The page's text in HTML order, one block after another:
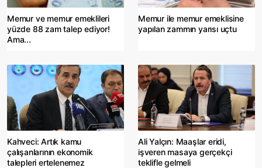
Memur ve memur emeklileri
yüzde 88 zam talep ediyor!
Ama...
Memur ile memur emeklisine
yapılan zammın yarısı uçtu
Kahveci: Artık kamu
çalışanlarının ekonomik
talepleri ertelenemez
Ali Yalçın: Maaşlar eridi,
işveren masaya gerçekçi
teklifle gelmeli